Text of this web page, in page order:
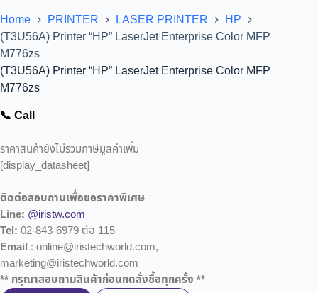
Home PRINTER LASER PRINTER
HP
(T3U56A) Printer “HP” LaserJet Enterprise Color MFP
M776zs
(T3U56A) Printer “HP” LaserJet Enterprise Color MFP
M776zs
📞 Call
ราคาสินค้ายังไม่รวมภาษีมูลค่าเพิ่ม
[display_datasheet]
ติดต่อสอบถามเพื่อขอราคาพิเศษ
Line: @iristw.com
Tel: 02-843-6979 ต่อ 115
Email : online@iristechworld.com,
marketing@iristechworld.com
** กรุณาสอบถามสินค้าก่อนกดสั่งซื้อทุกครั้ง **